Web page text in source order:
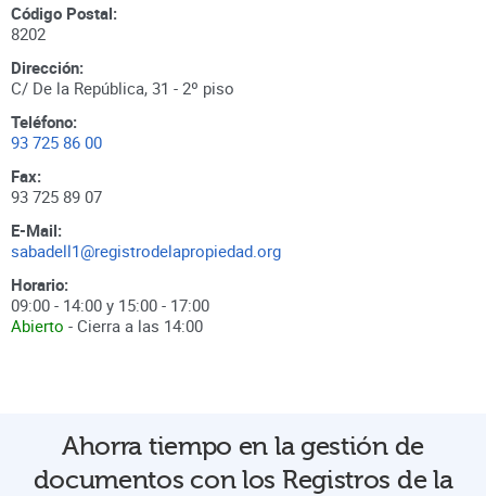
Código Postal:
8202
Dirección:
C/ De la República, 31 - 2º piso
Teléfono:
93 725 86 00
Fax:
93 725 89 07
E-Mail:
sabadell1@registrodelapropiedad.org
Horario:
09:00 - 14:00 y 15:00 - 17:00
Abierto - Cierra a las 14:00
Ahorra tiempo en la gestión de
documentos con los Registros de la